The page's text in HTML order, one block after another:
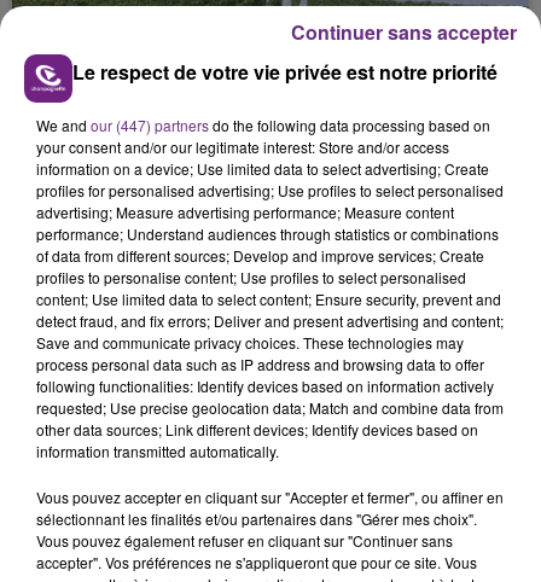
L'INSPECTION DU TRAVAIL RAPPELLE À
L'ORDRE SUR LES CONDITIONS DE...
Alors que les dates de début des vendange 2026
s'est avéré être plus précoce que prévu,
l'inspection du Travail en profite pour rappeler
les conditions de...
TITRES DIFFUSÉS
9h11
9h11 9h08
9h08
Le respect de votre vie privée est notre priorité
We and our (447) partnersdo the following data processing based on
your consent and/or our legitimate interest: Store and/or access
information on a device; Use limited data to select advertising; Create
profiles for personalised advertising; Use profiles to select personalised
advertising; Measure advertising performance; Measure content
performance; Understand audiences through statistics or combinations
of data from different sources; Develop and improve services; Create
profiles to personalise content; Use profiles to select personalised
content; Use limited data to select content; Ensure security, prevent and
detect fraud, and fix errors; Deliver and present advertising and content;
Save and communicate privacy choices. These technologies may
process personal data such as IP address and browsing data to offer
following functionalities: Identify devices based on information actively
requested; Use precise geolocation data; Match and combine data from
other data sources; Link different devices; Identify devices based on
information transmitted automatically.
Vous pouvez accepter en cliquant sur "Accepter et fermer", ou affiner en
sélectionnant les finalités et/ou partenaires dans "Gérer mes choix".
Vous pouvez également refuser en cliquant sur "Continuer sans
accepter". Vos préférences ne s'appliqueront que pour ce site. Vous
Continuer sans accepter